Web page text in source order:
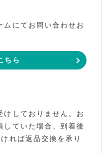
ムにてお問い合わせお
ちら
けしておりません。お
していた場合、到着後
れば返品交換を承り